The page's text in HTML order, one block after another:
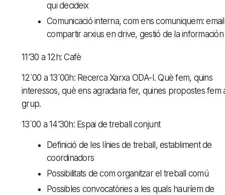
qui decideix
Comunicació interna, com ens comuniquem:
compartir arxius en drive, gestió de la información
11’30 a 12h: Cafè
12´00 a 13´00h: Recerca Xarxa ODA-I. Què fem, quins
interessos, què ens agradaria fer, quines propostes fem
grup.
13´00 a 14’30h: Espai de treball conjunt
Definició de les línies de treball, establiment de
coordinadors
Possibilitats de com organitzar el treball comú
Possibles convocatòries a les quals hauríem de